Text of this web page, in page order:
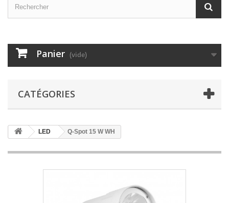
Panier (vide)
CATÉGORIES
LED Q-Spot 15 W WH